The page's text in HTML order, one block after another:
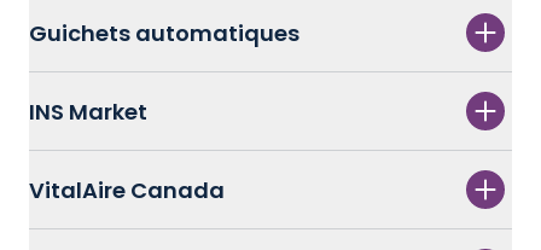
Guichets automatiques
INS Market
VitalAire Canada